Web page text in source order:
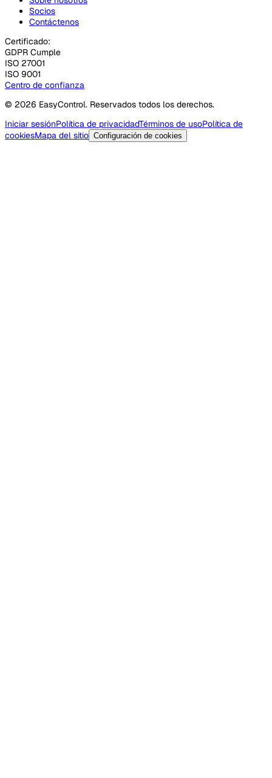
Socios
Contáctenos
Certificado:
GDPR Cumple
ISO 27001
ISO 9001
Centro de confianza
© 2026 EasyControl. Reservados todos los derechos.
Iniciar sesiónPolítica de privacidadTérminos de usoPolítica de
cookiesMapa del sitio Configuración de cookies